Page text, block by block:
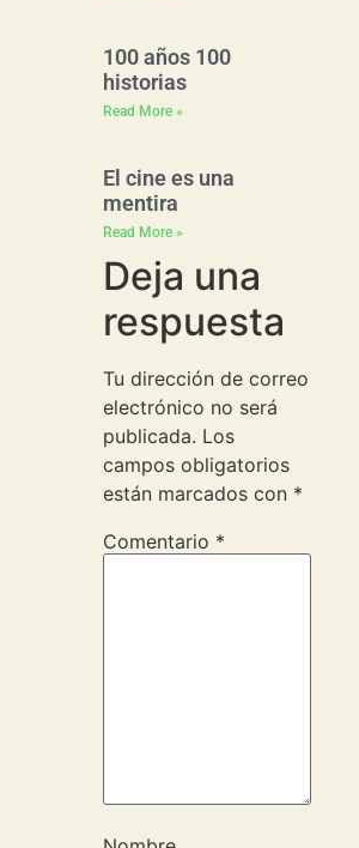
100 años 100
historias
Read More »
El cine es una
mentira
Read More »
Deja una
respuesta
Tu dirección de correo
electrónico no será
publicada. Los
campos obligatorios
están marcados con *
Comentario *